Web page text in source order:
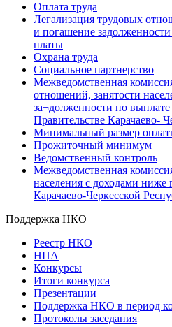
Оплата труда
Легализация трудовых
и погашение
платы
Охрана труда
Социальное партнерство
Межведомственная
отношений, занятости
за¬долженности по
Правительстве Карачаево-
Минимальный размер
Прожиточный минимум
Ведомственный контроль
Межведомственная
населения с доходами
Карачаево-Черкесской
Поддержка НКО
Реестр НКО
НПА
Конкурсы
Итоги конкурса
Презентации
Поддержка НКО в период
Протоколы заседания